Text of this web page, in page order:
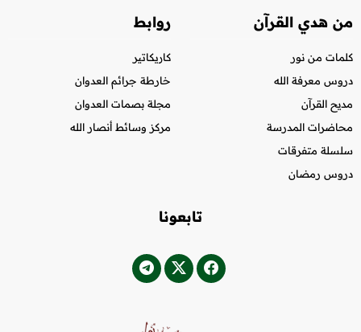
من هدي القرآن
كلمات من نور
دروس معرفة الله
مديح القرآن
محاضرات المدرسة
سلسلة متفرقات
دروس رمضان
روابط
كاريكاتير
خارطة جرائم العدوان
مجلة بصمات العدوان
مركز وسائط أنصار الله
تابعونا